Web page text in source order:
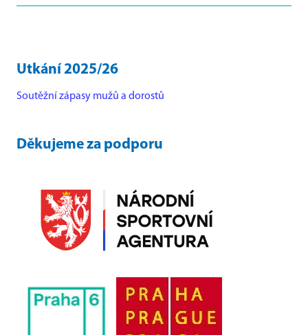
Utkání 2025/26
Soutěžní zápasy mužů a dorostů
Děkujeme za podporu